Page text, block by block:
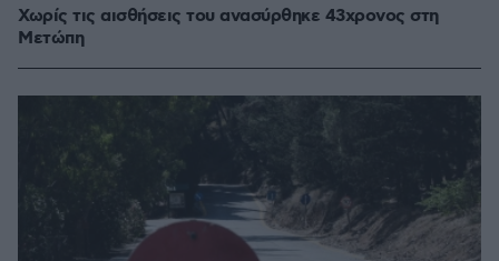
Χωρίς τις αισθήσεις του ανασύρθηκε 43χρονος στη
Μετώπη